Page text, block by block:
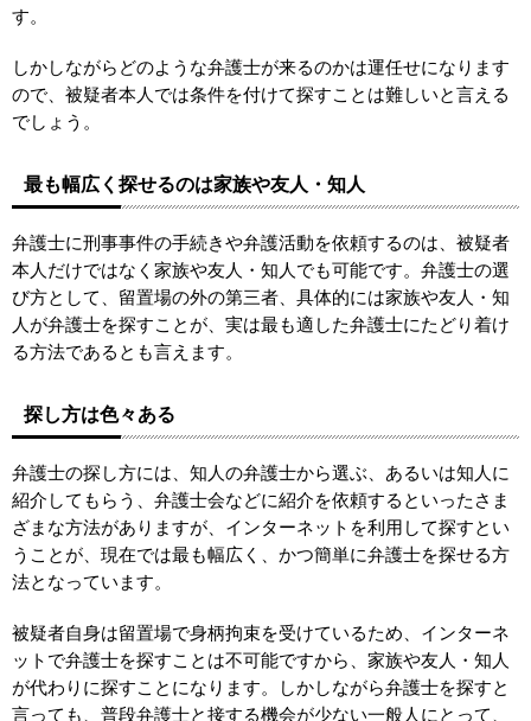
す。
しかしながらどのような弁護士が来るのかは運任せになります
ので、被疑者本人では条件を付けて探すことは難しいと言える
でしょう。
最も幅広く探せるのは家族や友人・知人
弁護士に刑事事件の手続きや弁護活動を依頼するのは、被疑者
本人だけではなく家族や友人・知人でも可能です。弁護士の選
び方として、留置場の外の第三者、具体的には家族や友人・知
人が弁護士を探すことが、実は最も適した弁護士にたどり着け
る方法であるとも言えます。
探し方は色々ある
弁護士の探し方には、知人の弁護士から選ぶ、あるいは知人に
紹介してもらう、弁護士会などに紹介を依頼するといったさま
ざまな方法がありますが、インターネットを利用して探すとい
うことが、現在では最も幅広く、かつ簡単に弁護士を探せる方
法となっています。
被疑者自身は留置場で身柄拘束を受けているため、インターネ
ットで弁護士を探すことは不可能ですから、家族や友人・知人
が代わりに探すことになります。しかしながら弁護士を探すと
言っても、普段弁護士と接する機会が少ない一般人にとって、